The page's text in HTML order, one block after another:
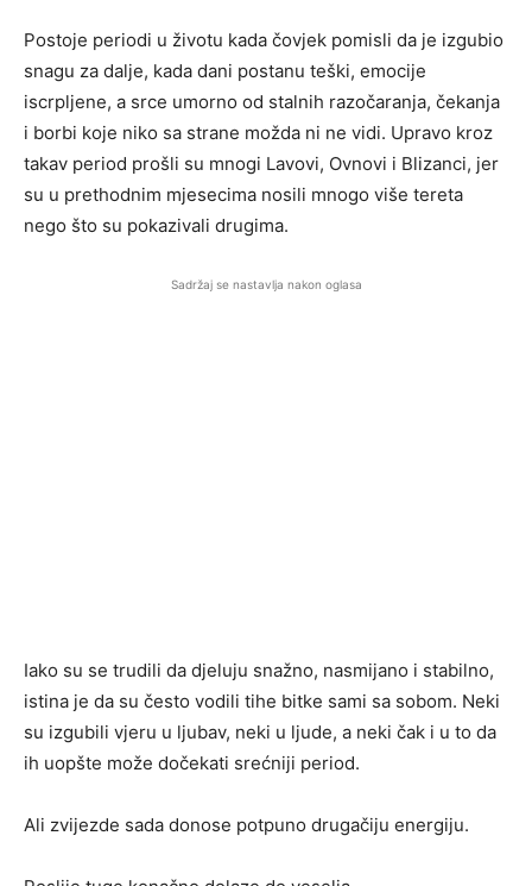
Postoje periodi u životu kada čovjek pomisli da je izgubio
snagu za dalje, kada dani postanu teški, emocije
iscrpljene, a srce umorno od stalnih razočaranja, čekanja
i borbi koje niko sa strane možda ni ne vidi. Upravo kroz
takav period prošli su mnogi Lavovi, Ovnovi i Blizanci, jer
su u prethodnim mjesecima nosili mnogo više tereta
nego što su pokazivali drugima.
Sadržaj se nastavlja nakon oglasa
Iako su se trudili da djeluju snažno, nasmijano i stabilno,
istina je da su često vodili tihe bitke sami sa sobom. Neki
su izgubili vjeru u ljubav, neki u ljude, a neki čak i u to da
ih uopšte može dočekati srećniji period.
Ali zvijezde sada donose potpuno drugačiju energiju.